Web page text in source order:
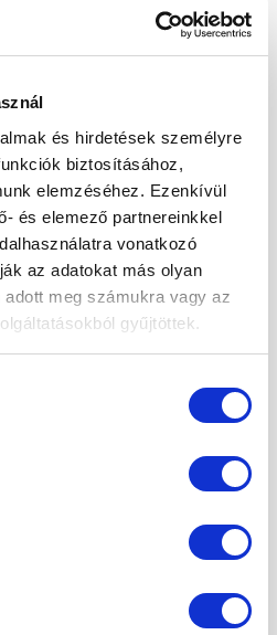
és hirdetések személyre
biztosításához,
elemzéséhez. Ezenkívül
és elemező partnereinkkel
vonatkozó
az adatokat más olyan
meg számukra vagy az
gyűjtöttek.